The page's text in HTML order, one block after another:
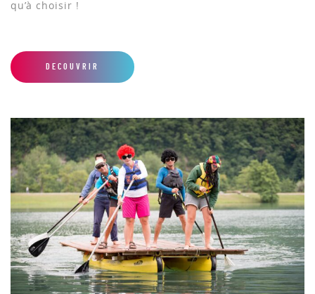
qu’à choisir !
DECOUVRIR